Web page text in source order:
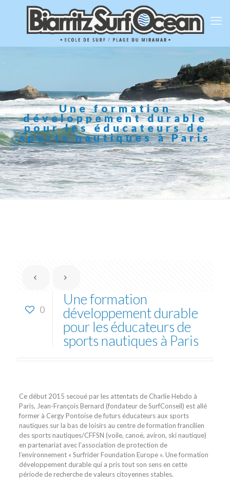
Une formation
développement durable
pour les éducateurs de
sports nautiques à Paris
0
Une formation
développement durable
pour les éducateurs de
sports nautiques à Paris
Ce début 2015 secoué par les attentats de Charlie Hebdo à
Paris, Jean-François Bernard (fondateur de SurfConseil) est allé
former à Cergy Pontoise de futurs éducateurs aux sports
nautiques sur la bas de loisirs au centre de formation francilien
des sports nautiques/CFFSN (voile, canoë, aviron, ski nautique)
en partenariat avec l’association de protection de
l’environnement « Surfrider Foundation Europe ». Une formation
développement durable qui a pris tout son sens en cette
période de recherche de valeurs citoyennes stables.